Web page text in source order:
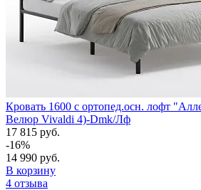
Кровать 1600 с ортопед.осн. лофт
Велюр Vivaldi 4)-Dmk/Лф
17 815 руб.
-16%
14 990 руб.
В корзину
4 отзыва